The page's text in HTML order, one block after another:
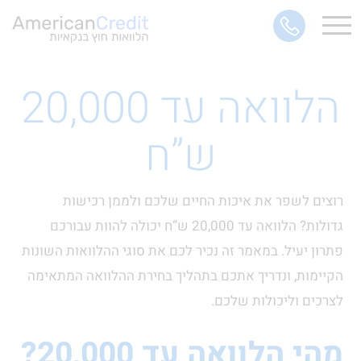
הלוואה עד 20,000
ש”ח
רוצים לשפר את איכות החיים שלכם ולממן רכישות
גדולות? הלוואה עד 20,000 ש”ח יכולה להוות עבורכם
פתרון יעיל. במאמר זה נכיר לכם את סוגי ההלוואות השונות
הקיימות, ונדריך אתכם בתהליך בחירת ההלוואה המתאימה
לצרכים וליכולות שלכם.